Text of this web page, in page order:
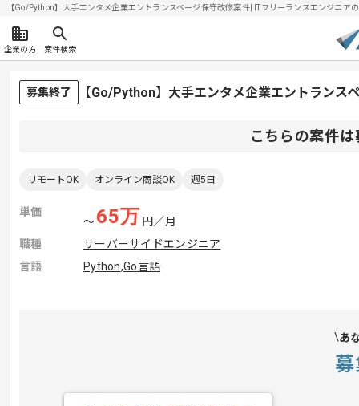
【Go/Python】大手エンタメ企業エントランスページ保守改修案件| ITフリーランスエンジニ
企業の方 案件検索
募集終了 【Go/Python】大手エンタメ企業エントランス
こちらの案件
リモートOK オンライン商談OK 週5日
単価
〜65万 円／月
職種
サーバーサイドエンジニア
言語
Python,Go言語
あ